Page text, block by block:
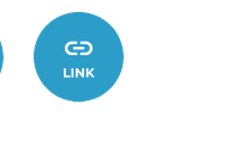
https://
lawyer
Link